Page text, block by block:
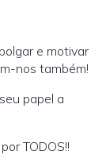
e motivar
nos também!
papel a
TODOS!!